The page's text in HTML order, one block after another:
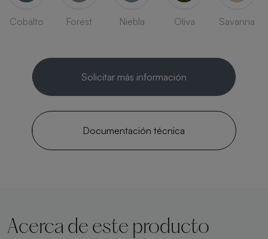
Cobalto Forest Niebla Oliva Savanna
Solicitar más información
Documentación técnica
Acerca de este producto